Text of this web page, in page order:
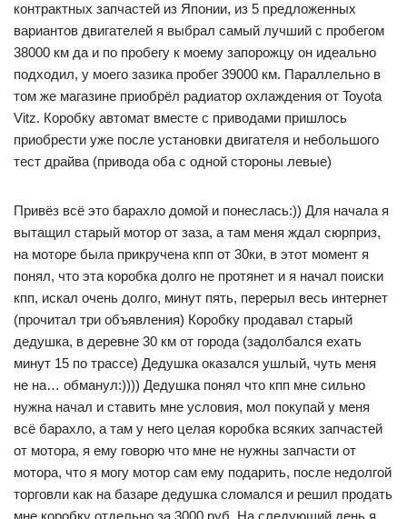
контрактных запчастей из Японии, из 5 предложенных
вариантов двигателей я выбрал самый лучший с пробегом
38000 км да и по пробегу к моему запорожцу он идеально
подходил, у моего зазика пробег 39000 км. Параллельно в
том же магазине приобрёл радиатор охлаждения от Toyota
Vitz. Коробку автомат вместе с приводами пришлось
приобрести уже после установки двигателя и небольшого
тест драйва (привода оба с одной стороны левые)
Привёз всё это барахло домой и понеслась:)) Для начала я
вытащил старый мотор от заза, а там меня ждал сюрприз,
на моторе была прикручена кпп от 30ки, в этот момент я
понял, что эта коробка долго не протянет и я начал поиски
кпп, искал очень долго, минут пять, перерыл весь интернет
(прочитал три объявления) Коробку продавал старый
дедушка, в деревне 30 км от города (задолбался ехать
минут 15 по трассе) Дедушка оказался ушлый, чуть меня
не на… обманул:)))) Дедушка понял что кпп мне сильно
нужна начал и ставить мне условия, мол покупай у меня
всё барахло, а там у него целая коробка всяких запчастей
от мотора, я ему говорю что мне не нужны запчасти от
мотора, что я могу мотор сам ему подарить, после недолгой
торговли как на базаре дедушка сломался и решил продать
мне коробку отдельно за 3000 руб. На следующий день я